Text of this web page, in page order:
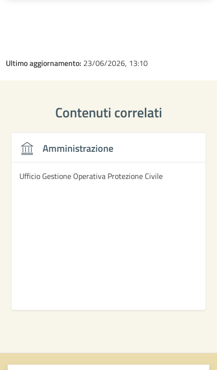
Ultimo aggiornamento: 23/06/2026, 13:10
Contenuti correlati
Amministrazione
Ufficio Gestione Operativa Protezione Civile